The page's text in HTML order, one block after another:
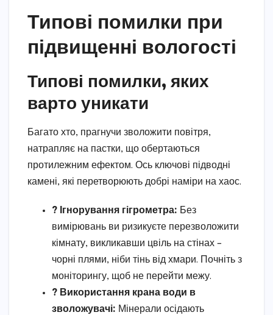
Типові помилки при
підвищенні вологості
Типові помилки, яких
варто уникати
Багато хто, прагнучи зволожити повітря,
натрапляє на пастки, що обертаються
протилежним ефектом. Ось ключові підводні
камені, які перетворюють добрі наміри на хаос.
? Ігнорування гігрометра: Без
вимірювань ви ризикуєте перезволожити
кімнату, викликавши цвіль на стінах –
чорні плями, ніби тінь від хмари. Почніть з
моніторингу, щоб не перейти межу.
? Використання крана води в
зволожувачі: Мінерали осідають